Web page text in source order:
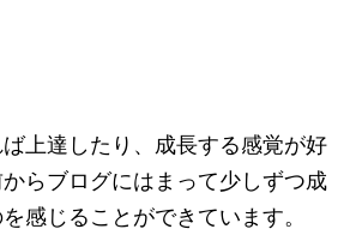
上達したり、成長する感覚が好
らブログにはまって少しずつ成
感じることができています。